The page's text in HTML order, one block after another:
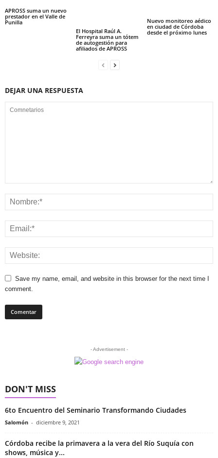
APROSS suma un nuevo
prestador en el Valle de
Punilla
El Hospital Raúl A.
Ferreyra suma un tótem
de autogestión para
afiliados de APROSS
Nuevo monitoreo aédico
en ciudad de Córdoba
desde el próximo lunes
DEJAR UNA RESPUESTA
Save my name, email, and website in this browser for the next time I
comment.
- Advertisement -
DON'T MISS
6to Encuentro del Seminario Transformando Ciudades
Salomón - diciembre 9, 2021
Córdoba recibe la primavera a la vera del Río Suquía con
shows, música y...